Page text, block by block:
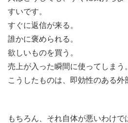
すいです。
すぐに返信が来る。
誰かに褒められる。
欲しいものを買う。
売上が入った瞬間に使ってしまう。
こうしたものは、即効性のある外
もちろん、それ自体が悪いわけで